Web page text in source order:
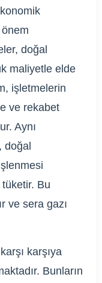
doğal
maliyetle elde
işletmelerin
ve rekabet
Aynı
doğal
Bu
ve sera gazı
karşıya
Bunların